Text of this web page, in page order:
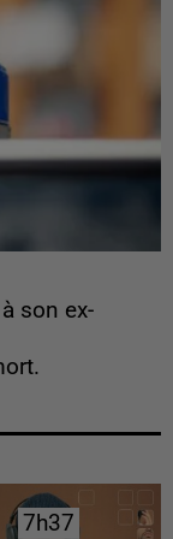
son ex-
7h37
7h37